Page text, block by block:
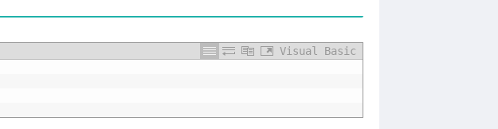
Visual Basic